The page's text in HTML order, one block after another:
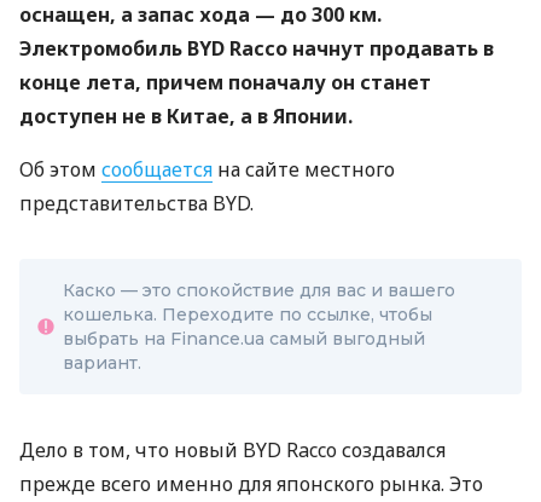
оснащен, а запас хода — до 300 км.
Электромобиль BYD Racco начнут продавать в
конце лета, причем поначалу он станет
доступен не в Китае, а в Японии.
Об этом сообщается на сайте местного
представительства BYD.
Каско — это спокойствие для вас и вашего
кошелька. Переходите по ссылке, чтобы
выбрать на Finance.ua самый выгодный
вариант.
Дело в том, что новый BYD Racco создавался
прежде всего именно для японского рынка. Это